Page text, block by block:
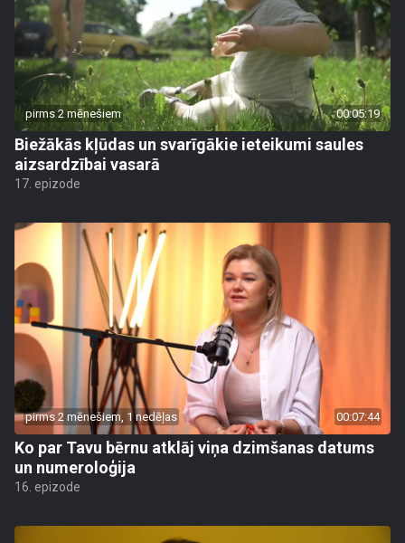
pirms 2 mēnešiem 00:05:19
Biežākās kļūdas un svarīgākie ieteikumi saules
aizsardzībai vasarā
17. epizode
pirms 2 mēnešiem, 1 nedēļas 00:07:44
Ko par Tavu bērnu atklāj viņa dzimšanas datums
un numeroloģija
16. epizode